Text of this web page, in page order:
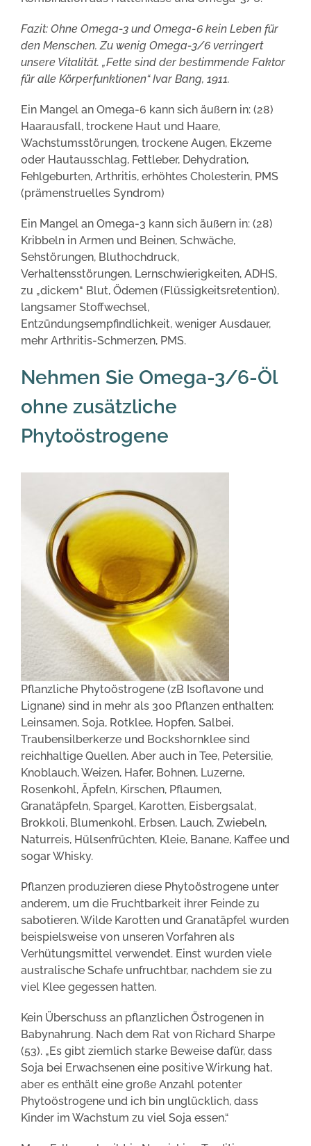
Fazit: Ohne Omega-3 und Omega-6 kein Leben für
den Menschen. Zu wenig Omega-3/6 verringert
unsere Vitalität. „Fette sind der bestimmende Faktor
für alle Körperfunktionen“ Ivar Bang, 1911.
Ein Mangel an Omega-6 kann sich äußern in: (28)
Haarausfall, trockene Haut und Haare,
Wachstumsstörungen, trockene Augen, Ekzeme
oder Hautausschlag, Fettleber, Dehydration,
Fehlgeburten, Arthritis, erhöhtes Cholesterin, PMS
(prämenstruelles Syndrom)
Ein Mangel an Omega-3 kann sich äußern in: (28)
Kribbeln in Armen und Beinen, Schwäche,
Sehstörungen, Bluthochdruck,
Verhaltensstörungen, Lernschwierigkeiten, ADHS,
zu „dickem“ Blut, Ödemen (Flüssigkeitsretention),
langsamer Stoffwechsel,
Entzündungsempfindlichkeit, weniger Ausdauer,
mehr Arthritis-Schmerzen, PMS.
Nehmen Sie Omega-3/6-Öl
ohne zusätzliche
Phytoöstrogene
Pflanzliche Phytoöstrogene (zB Isoflavone und
Lignane) sind in mehr als 300 Pflanzen enthalten:
Leinsamen, Soja, Rotklee, Hopfen, Salbei,
Traubensilberkerze und Bockshornklee sind
reichhaltige Quellen. Aber auch in Tee, Petersilie,
Knoblauch, Weizen, Hafer, Bohnen, Luzerne,
Rosenkohl, Äpfeln, Kirschen, Pflaumen,
Granatäpfeln, Spargel, Karotten, Eisbergsalat,
Brokkoli, Blumenkohl, Erbsen, Lauch, Zwiebeln,
Naturreis, Hülsenfrüchten, Kleie, Banane, Kaffee und
sogar Whisky.
Pflanzen produzieren diese Phytoöstrogene unter
anderem, um die Fruchtbarkeit ihrer Feinde zu
sabotieren. Wilde Karotten und Granatäpfel wurden
beispielsweise von unseren Vorfahren als
Verhütungsmittel verwendet. Einst wurden viele
australische Schafe unfruchtbar, nachdem sie zu
viel Klee gegessen hatten.
Kein Überschuss an pflanzlichen Östrogenen in
Babynahrung. Nach dem Rat von Richard Sharpe
(53). „Es gibt ziemlich starke Beweise dafür, dass
Soja bei Erwachsenen eine positive Wirkung hat,
aber es enthält eine große Anzahl potenter
Phytoöstrogene und ich bin unglücklich, dass
Kinder im Wachstum zu viel Soja essen.“